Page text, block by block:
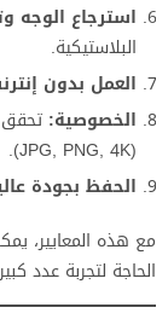
استرجاع الوجه
البلاستيكية.
العمل بدون
الخصوصية: تحقق
(JPG, PNG, 4K).
الحفظ بجودة
مع هذه المعايير،
الحاجة لتجربة عدد